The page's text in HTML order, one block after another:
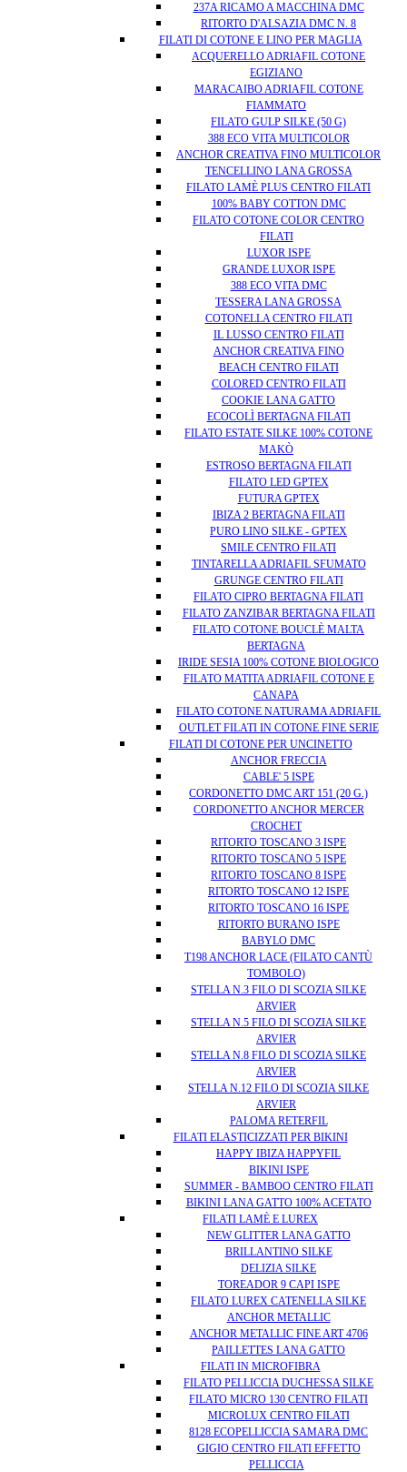
237A RICAMO A MACCHINA DMC
RITORTO D'ALSAZIA DMC N. 8
FILATI DI COTONE E LINO PER MAGLIA
ACQUERELLO ADRIAFIL COTONE
EGIZIANO
MARACAIBO ADRIAFIL COTONE
FIAMMATO
FILATO GULP SILKE (50 G)
388 ECO VITA MULTICOLOR
ANCHOR CREATIVA FINO MULTICOLOR
TENCELLINO LANA GROSSA
FILATO LAMÈ PLUS CENTRO FILATI
100% BABY COTTON DMC
FILATO COTONE COLOR CENTRO
FILATI
LUXOR ISPE
GRANDE LUXOR ISPE
388 ECO VITA DMC
TESSERA LANA GROSSA
COTONELLA CENTRO FILATI
IL LUSSO CENTRO FILATI
ANCHOR CREATIVA FINO
BEACH CENTRO FILATI
COLORED CENTRO FILATI
COOKIE LANA GATTO
ECOCOLÌ BERTAGNA FILATI
FILATO ESTATE SILKE 100% COTONE
MAKÒ
ESTROSO BERTAGNA FILATI
FILATO LED GPTEX
FUTURA GPTEX
IBIZA 2 BERTAGNA FILATI
PURO LINO SILKE - GPTEX
SMILE CENTRO FILATI
TINTARELLA ADRIAFIL SFUMATO
GRUNGE CENTRO FILATI
FILATO CIPRO BERTAGNA FILATI
FILATO ZANZIBAR BERTAGNA FILATI
FILATO COTONE BOUCLÈ MALTA
BERTAGNA
IRIDE SESIA 100% COTONE BIOLOGICO
FILATO MATITA ADRIAFIL COTONE E
CANAPA
FILATO COTONE NATURAMA ADRIAFIL
OUTLET FILATI IN COTONE FINE SERIE
FILATI DI COTONE PER UNCINETTO
ANCHOR FRECCIA
CABLE' 5 ISPE
CORDONETTO DMC ART 151 (20 G.)
CORDONETTO ANCHOR MERCER
CROCHET
RITORTO TOSCANO 3 ISPE
RITORTO TOSCANO 5 ISPE
RITORTO TOSCANO 8 ISPE
RITORTO TOSCANO 12 ISPE
RITORTO TOSCANO 16 ISPE
RITORTO BURANO ISPE
BABYLO DMC
T198 ANCHOR LACE (FILATO CANTÙ
TOMBOLO)
STELLA N.3 FILO DI SCOZIA SILKE
ARVIER
STELLA N.5 FILO DI SCOZIA SILKE
ARVIER
STELLA N.8 FILO DI SCOZIA SILKE
ARVIER
STELLA N.12 FILO DI SCOZIA SILKE
ARVIER
PALOMA RETERFIL
FILATI ELASTICIZZATI PER BIKINI
HAPPY IBIZA HAPPYFIL
BIKINI ISPE
SUMMER - BAMBOO CENTRO FILATI
BIKINI LANA GATTO 100% ACETATO
FILATI LAMÈ E LUREX
NEW GLITTER LANA GATTO
BRILLANTINO SILKE
DELIZIA SILKE
TOREADOR 9 CAPI ISPE
FILATO LUREX CATENELLA SILKE
ANCHOR METALLIC
ANCHOR METALLIC FINE ART 4706
PAILLETTES LANA GATTO
FILATI IN MICROFIBRA
FILATO PELLICCIA DUCHESSA SILKE
FILATO MICRO 130 CENTRO FILATI
MICROLUX CENTRO FILATI
8128 ECOPELLICCIA SAMARA DMC
GIGIO CENTRO FILATI EFFETTO
PELLICCIA